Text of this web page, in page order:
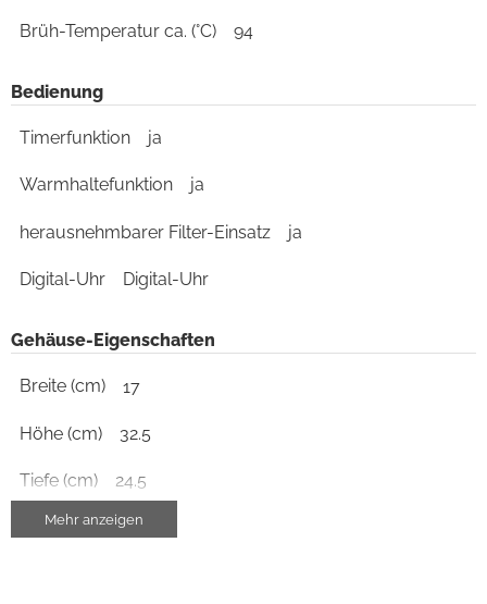
Brüh-Temperatur ca. (°C) 94
Bedienung
Timerfunktion ja
Warmhaltefunktion ja
herausnehmbarer Filter-Einsatz ja
Digital-Uhr Digital-Uhr
Gehäuse-Eigenschaften
Breite (cm) 17
Höhe (cm) 32.5
Tiefe (cm) 24.5
Gewicht (kg) 1.41
Mehr anzeigen